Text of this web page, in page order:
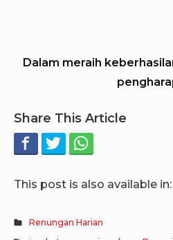
Dalam meraih
Share This Article
This post is also available in:
Renungan Harian